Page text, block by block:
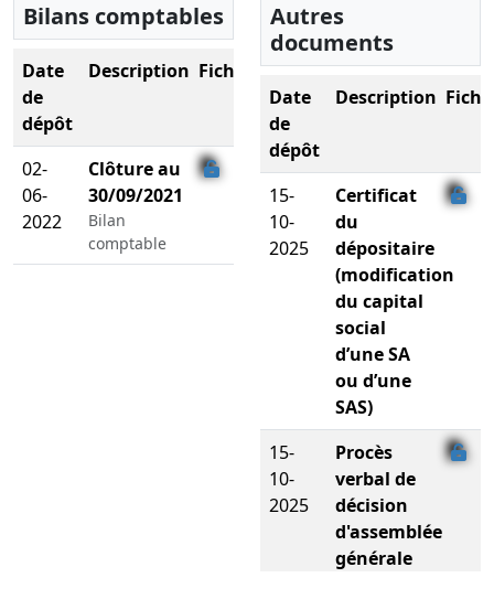
Bilans comptables
Date
de
dépôt
Description Fichier
02-
06-
2022
Clôture au
30/09/2021
Bilan
comptable
Autres
documents
Date
de
dépôt
Description
15-
10-
2025
Certificat
du
dépositaire
(modification
du capital
social
d’une SA
ou d’une
SAS)
15-
10-
2025
Procès
verbal de
décision
d'assemblée
générale